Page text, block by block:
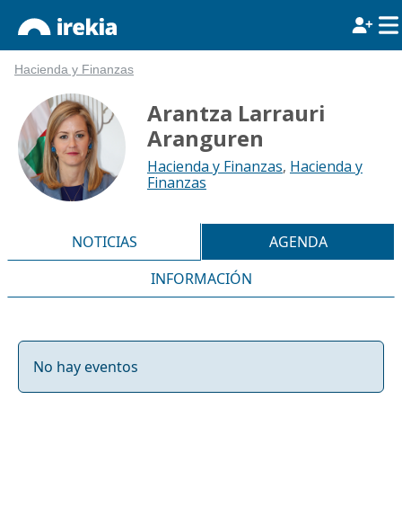
Hacienda y Finanzas
Arantza Larrauri
Aranguren
Hacienda y Finanzas, Hacienda y
Finanzas
NOTICIAS
AGENDA
INFORMACIÓN
No hay eventos